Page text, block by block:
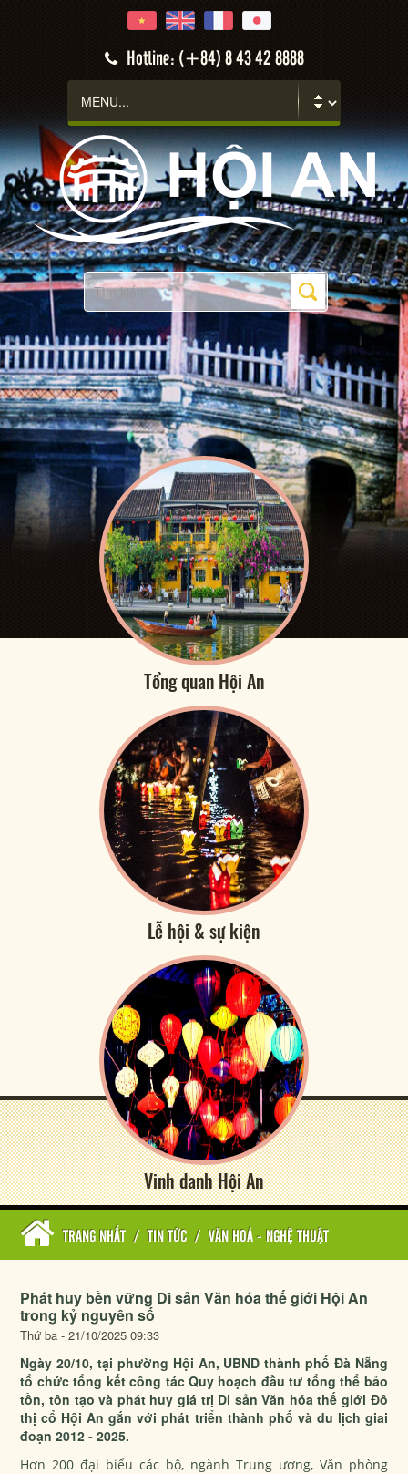
Hotline: (+84) 8 43 42 8888
Tổng quan Hội An
Lễ hội & sự kiện
Vinh danh Hội An
TRANG NHẤT / TIN TỨC / VĂN HOÁ - NGHỆ THUẬT
Phát huy bền vững Di sản Văn hóa thế giới Hội An
trong kỷ nguyên số
Thứ ba - 21/10/2025 09:33
Ngày 20/10, tại phường Hội An, UBND thành phố Đà Nẵng
tổ chức tổng kết công tác Quy hoạch đầu tư tổng thể bảo
tồn, tôn tạo và phát huy giá trị Di sản Văn hóa thế giới Đô
thị cổ Hội An gắn với phát triển thành phố và du lịch giai
đoạn 2012 - 2025.
Hơn 200 đại biểu các bộ, ngành Trung ương, Văn phòng